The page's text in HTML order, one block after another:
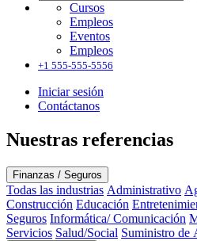
Cursos
Empleos
Eventos
Empleos
+1 555-555-5556
Iniciar sesión
Contáctanos
Nuestras referencias
Finanzas / Seguros
Todas las industrias Administrativo
Construcción Educación
Seguros Informática/ Comunicación
Servicios Salud/Social Suministro de